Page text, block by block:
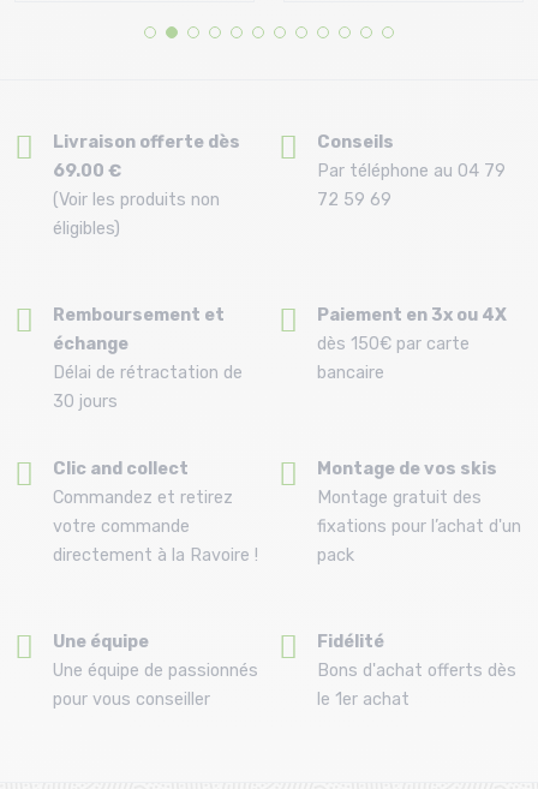
Livraison offerte dès
69.00 €
(Voir les produits non
éligibles)
Conseils
Par téléphone au 04 79
72 59 69
Remboursement et
échange
Délai de rétractation de
30 jours
Paiement en 3x ou 4X
dès 150€ par carte
bancaire
Clic and collect
Commandez et retirez
votre commande
directement à la Ravoire !
Montage de vos skis
Montage gratuit des
fixations pour l’achat d'un
pack
Une équipe
Une équipe de passionnés
pour vous conseiller
Fidélité
Bons d'achat offerts dès
le 1er achat